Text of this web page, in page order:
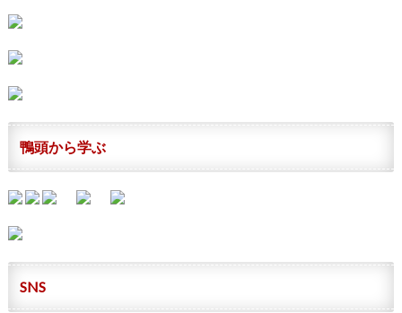
鴨頭から学ぶ
SNS